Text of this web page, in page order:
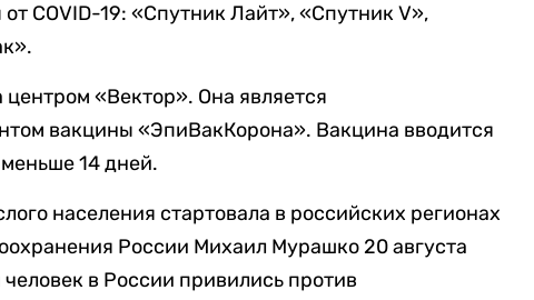
COVID-19: «Спутник Лайт», «Спутник V»,
«Вектор». Она является
вакцины «ЭпиВакКорона». Вакцина вводится
14 дней.
населения стартовала в российских регионах
России Михаил Мурашко 20 августа
в России привились против